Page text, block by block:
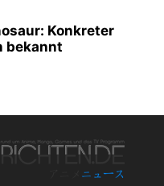
Konkreter
bekannt